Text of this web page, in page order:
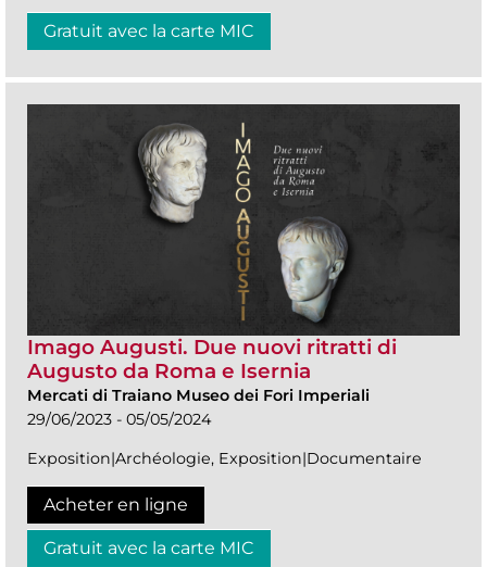
Gratuit avec la carte MIC
Imago Augusti. Due nuovi ritratti di
Augusto da Roma e Isernia
Mercati di Traiano Museo dei Fori Imperiali
29/06/2023 - 05/05/2024
Exposition|Archéologie, Exposition|Documentaire
Acheter en ligne
Gratuit avec la carte MIC